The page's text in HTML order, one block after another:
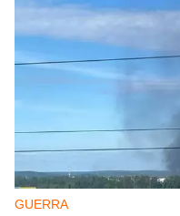
GUERRA